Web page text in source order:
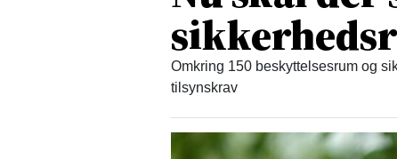
Omkring 150 beskyttelsesrum og
tilsynskrav